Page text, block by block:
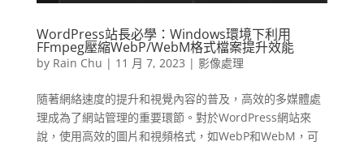
WordPress站長必學：Windows環境下利用
FFmpeg壓縮WebP/WebM格式檔案提升效能
by Rain Chu | 11 月 7, 2023 | 影像處理
隨著網絡速度的提升和視覺內容的普及，高效的多媒體處
理成為了網站管理的重要環節。對於WordPress網站來
說，使用高效的圖片和視頻格式，如WebP和WebM，可